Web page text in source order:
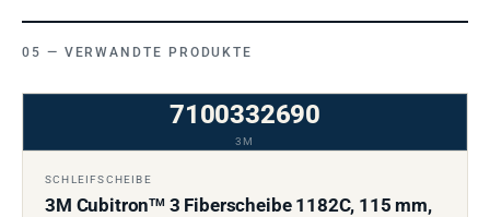
VERWANDTE PRODUKTE
7100332690
3M
SCHLEIFSCHEIBE
3M CubitronTM3 Fiberscheibe 1182C, 115 mm,